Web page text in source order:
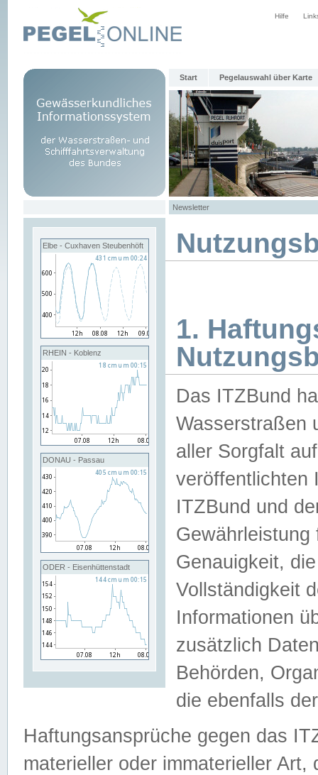
Hilfe
Start Pegelauswahl über Karte
Newsletter
Elbe - Cuxhaven Steubenhöft
RHEIN - Koblenz
DONAU - Passau
ODER - Eisenhüttenstadt
1.
Das ITZBund
Wasserstraßen
aller Sorgfalt
veröffentlichten
ITZBund und
Genauigkeit,
Vollständigkeit
Informationen
zusätzlich
Behörden,
die ebenfalls
Haftungsansprüche gegen das
materieller oder immaterieller